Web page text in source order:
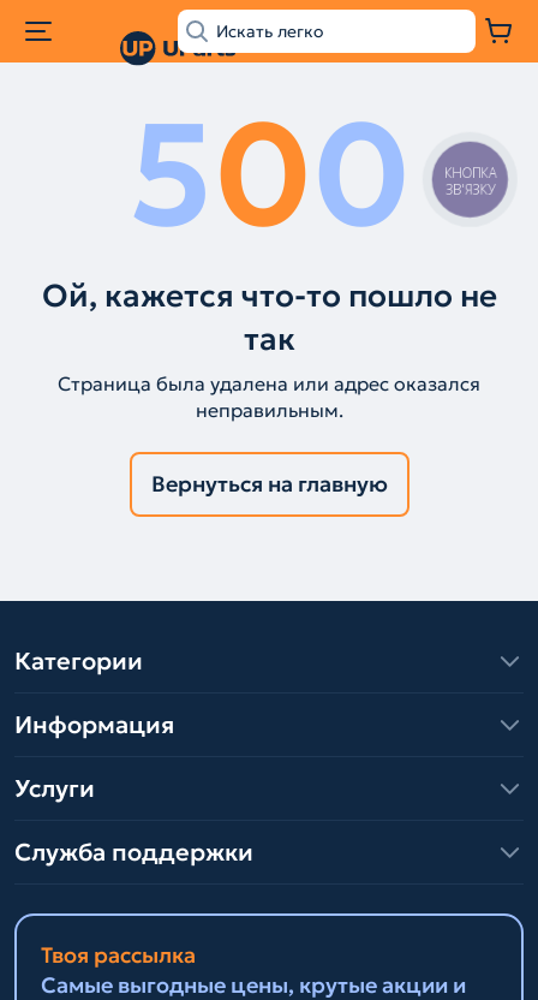
500
Ой, кажется что-то пошло не
так
Страница была удалена или адрес оказался
неправильным.
Вернуться на главную
Категории
Информация
Услуги
Служба поддержки
Твоя рассылка
Самые выгодные цены, крутые акции и
КНОПКА
ЗВ'ЯЗКУ